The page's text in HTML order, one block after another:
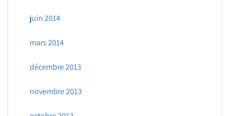
juin 2014
mars 2014
décembre 2013
novembre 2013